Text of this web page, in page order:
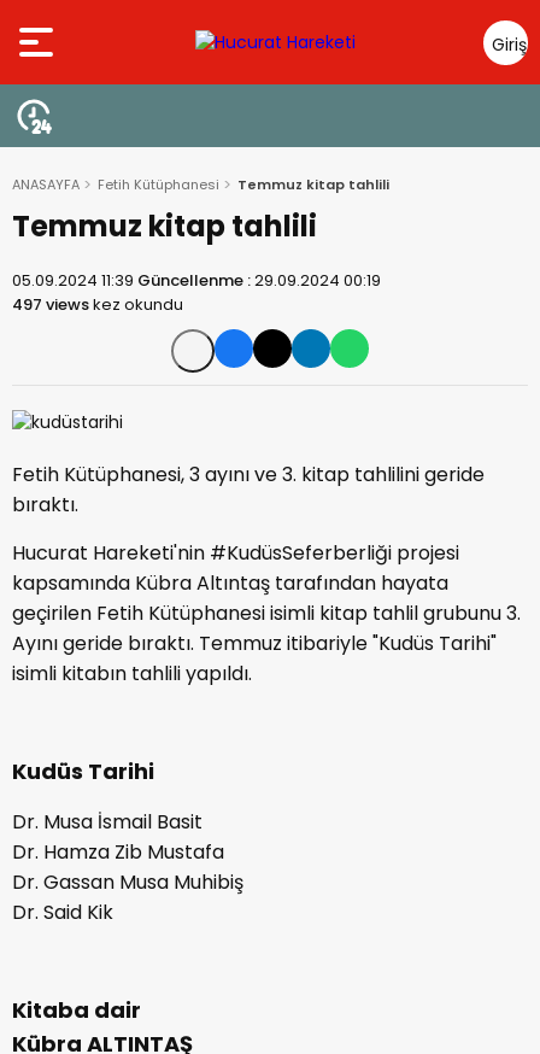
Giriş
Yap
ANASAYFA Fetih Kütüphanesi Temmuz kitap tahlili
Temmuz kitap tahlili
05.09.2024 11:39 Güncellenme :29.09.2024 00:19
497 viewskez okundu
Fetih Kütüphanesi, 3 ayını ve 3. kitap tahlilini geride
bıraktı.
Hucurat Hareketi'nin #KudüsSeferberliği projesi
kapsamında Kübra Altıntaş tarafından hayata
geçirilen Fetih Kütüphanesi isimli kitap tahlil grubunu 3.
Ayını geride bıraktı. Temmuz itibariyle "Kudüs Tarihi"
isimli kitabın tahlili yapıldı.
Kudüs Tarihi
Dr. Musa İsmail Basit
Dr. Hamza Zib Mustafa
Dr. Gassan Musa Muhibiş
Dr. Said Kik
Kitaba dair
Kübra ALTINTAŞ